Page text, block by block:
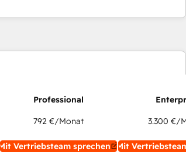
792 €/Monat
Mit Vertriebsteam sprechen
3.300 €/
Mit